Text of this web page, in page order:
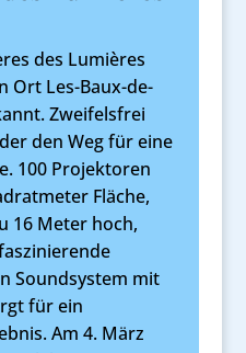
des Lumières
Ort Les-Baux-de-
Zweifelsfrei
den Weg für eine
100 Projektoren
Fläche,
16 Meter hoch,
Soundsystem mit
für ein
Am 4. März